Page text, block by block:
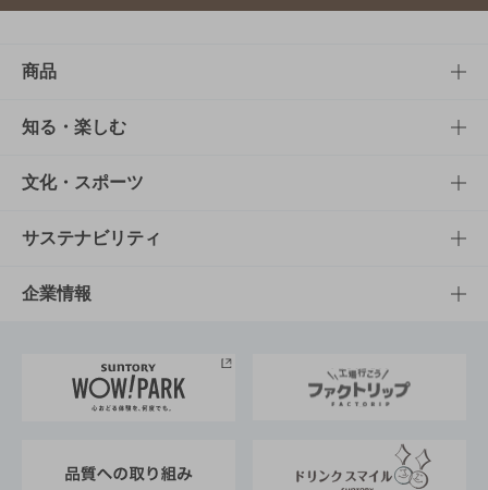
商品
商品TOP
商品一覧
商品発売情報
栄養成分一覧
知る・楽しむ
知る・楽しむTOP
キャンペーン
工場見学
地域情報
文化・スポーツ
文化・スポーツTOP
サントリーホール
サントリーサンバーズ大阪
サステナビリティ
サステナビリティTOP
サントリーが考えるサステナビリティ経営
企業情報
企業概要